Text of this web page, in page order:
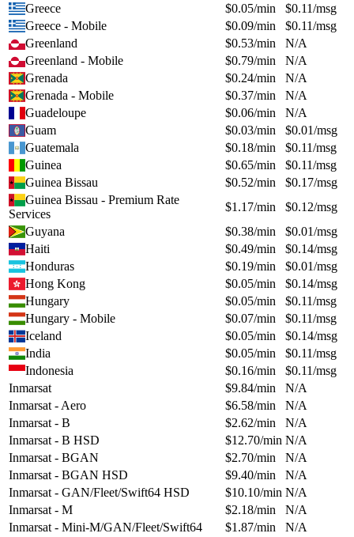
Greece
$0.05/min $0.11/msg
Greece - Mobile
$0.09/min $0.11/msg
Greenland
$0.53/min
N/A
Greenland - Mobile
$0.79/min
N/A
Grenada
$0.24/min
N/A
Grenada - Mobile
$0.37/min
N/A
Guadeloupe
$0.06/min
N/A
Guam
$0.03/min $0.01/msg
Guatemala
$0.18/min $0.11/msg
Guinea
$0.65/min $0.11/msg
Guinea Bissau
$0.52/min $0.17/msg
Guinea Bissau - Premium Rate
Services
$1.17/min $0.12/msg
Guyana
$0.38/min $0.01/msg
Haiti
$0.49/min $0.14/msg
Honduras
$0.19/min $0.01/msg
Hong Kong
$0.05/min $0.14/msg
Hungary
$0.05/min $0.11/msg
Hungary - Mobile
$0.07/min $0.11/msg
Iceland
$0.05/min $0.14/msg
India
$0.05/min $0.11/msg
Indonesia
$0.16/min $0.11/msg
Inmarsat
$9.84/min
N/A
Inmarsat - Aero
$6.58/min
N/A
Inmarsat - B
$2.62/min
N/A
Inmarsat - B HSD
$12.70/min N/A
Inmarsat - BGAN
$2.70/min
N/A
Inmarsat - BGAN HSD
$9.40/min
N/A
Inmarsat - GAN/Fleet/Swift64 HSD
$10.10/min N/A
Inmarsat - M
$2.18/min
N/A
Inmarsat - Mini-M/GAN/Fleet/Swift64
$1.87/min
N/A